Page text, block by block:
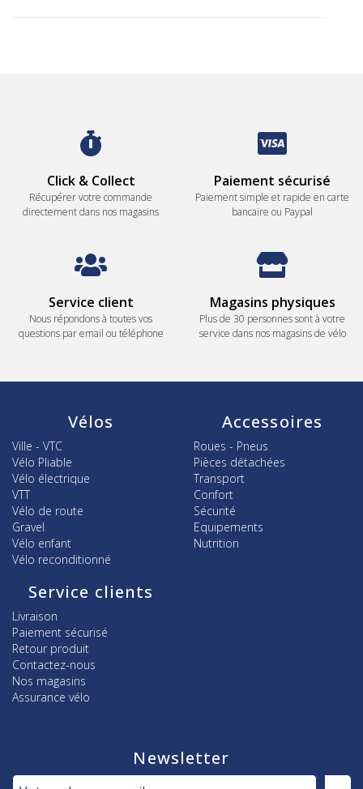
Click & Collect
Récupérer votre commande
directement dans nos magasins
Paiement sécurisé
Paiement simple et rapide en carte
bancaire ou Paypal
Service client
Nous répondons à toutes vos
questions par email ou téléphone
Magasins physiques
Plus de 30 personnes sont à votre
service dans nos magasins de vélo
Vélos
Ville - VTC
Vélo Pliable
Vélo électrique
VTT
Vélo de route
Gravel
Vélo enfant
Vélo reconditionné
Accessoires
Roues - Pneus
Pièces détachées
Transport
Confort
Sécurité
Equipements
Nutrition
Service clients
Livraison
Paiement sécurisé
Retour produit
Contactez-nous
Nos magasins
Assurance vélo
Newsletter